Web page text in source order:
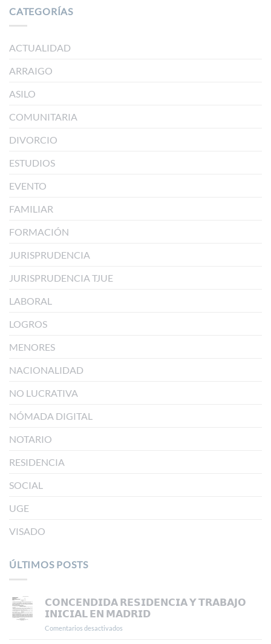
CATEGORÍAS
ACTUALIDAD
ARRAIGO
ASILO
COMUNITARIA
DIVORCIO
ESTUDIOS
EVENTO
FAMILIAR
FORMACIÓN
JURISPRUDENCIA
JURISPRUDENCIA TJUE
LABORAL
LOGROS
MENORES
NACIONALIDAD
NO LUCRATIVA
NÓMADA DIGITAL
NOTARIO
RESIDENCIA
SOCIAL
UGE
VISADO
ÚLTIMOS POSTS
𝗖𝗢𝗡𝗖𝗘𝗡𝗗𝗜𝗗𝗔 𝗥𝗘𝗦𝗜𝗗𝗘𝗡𝗖𝗜𝗔 𝗬 𝗧𝗥𝗔𝗕𝗔𝗝𝗢
𝗜𝗡𝗜𝗖𝗜𝗔𝗟 𝗘𝗡 𝗠𝗔𝗗𝗥𝗜𝗗
Comentarios desactivados